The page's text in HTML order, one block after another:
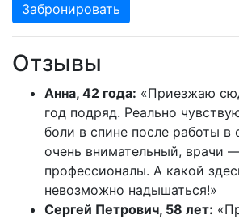
Забронировать
Отзывы
Анна, 42 года: «Приезжаю
год подряд. Реально
боли в спине после работы в
очень внимательный, врачи
профессионалы. А какой
невозможно надышаться!»
Сергей Петрович, 58 лет: